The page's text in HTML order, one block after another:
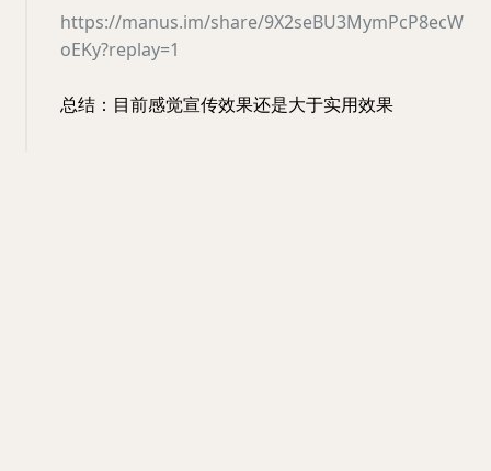
https://manus.im/share/9X2seBU3MymPcP8ecW
oEKy?replay=1
总结：目前感觉宣传效果还是大于实用效果